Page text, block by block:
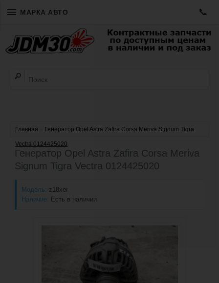
МАРКА АВТО 📞
Главная Генератор Opel Astra Zafira Corsa Meriva Signum Tigra
Vectra 0124425020
Генератор Opel Astra Zafira Corsa Meriva
Signum Tigra Vectra 0124425020
Модель: z18xer
Наличие: Есть в наличии